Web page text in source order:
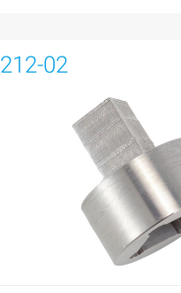
212-02